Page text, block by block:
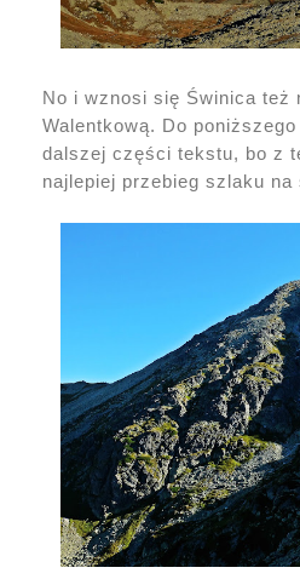
No i wznosi się Świnica też
Walentkową. Do
dalszej części tekstu, bo z
najlepiej przebieg szlaku na